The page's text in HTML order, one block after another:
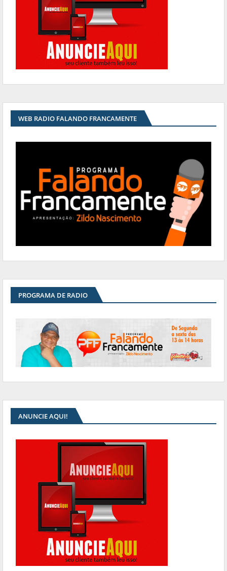
WEB RADIO FALANDO FRANCAMENTE
PROGRAMA DE RADIO
ANUNCIE AQUI!